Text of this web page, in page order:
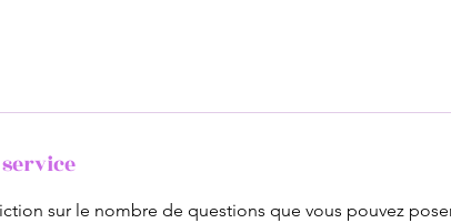
sur le nombre de questions que vous pouvez